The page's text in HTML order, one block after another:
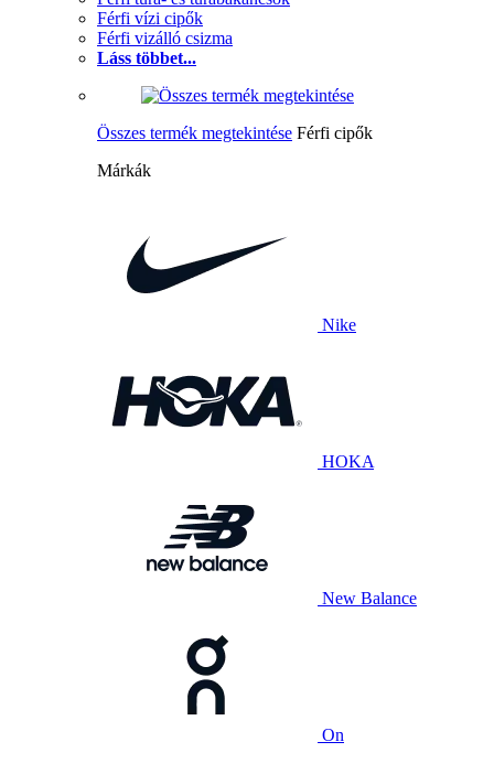
Férfi vízi cipők
Férfi vizálló csizma
Láss többet...
Összes termék megtekintése Férfi cipők
Márkák
Nike
HOKA
New Balance
On